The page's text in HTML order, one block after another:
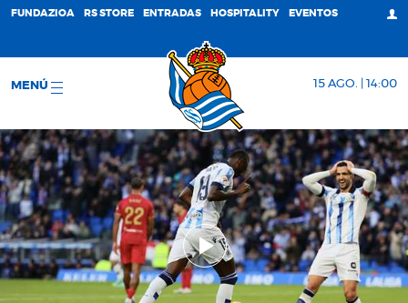
FUNDAZIOA RS STORE ENTRADAS HOSPITALITY EVENTOS
MENÚ 15 AGO. | 14:00